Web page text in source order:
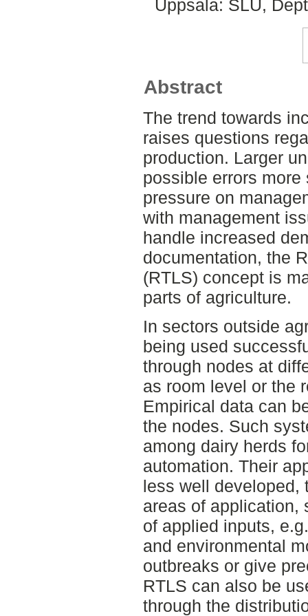
Uppsala: SLU,
Abstract
The trend towards
raises questions
production. Larger
possible errors
pressure on
with management
handle increased
documentation, the
(RTLS) concept is
parts of agriculture.
In sectors outside
being used
through nodes at
as room level or the
Empirical data can
the nodes. Such
among dairy herds
automation. Their
less well developed,
areas of application,
of applied inputs,
and environmental
outbreaks or give
RTLS can also be
through the